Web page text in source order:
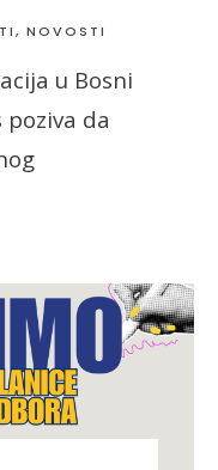
, NOVOSTI
u Bosni
poziva da